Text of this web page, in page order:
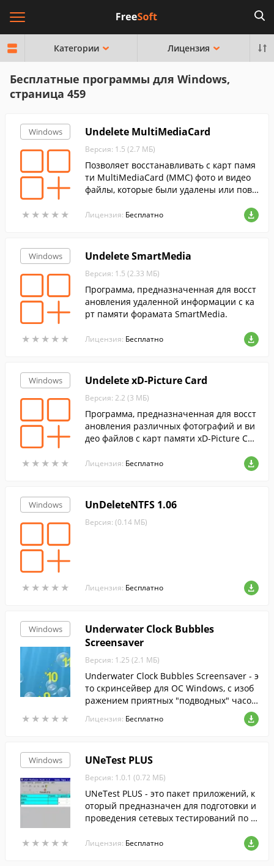
Категории Лицензия
Бесплатные программы для Windows,
страница 459
Windows
★ ★ ★ ★ ★
★ ★ ★ ★ ★
Undelete MultiMediaCard
Версия: 1.5 (2.7 МБ)
Позволяет восстанавливать с карт памя
ти MultiMediaCard (MMC) фото и видео
файлы, которые были удалены или повр
Лицензия: Бесплатно
Windows
★ ★ ★ ★ ★
★ ★ ★ ★ ★
Undelete SmartMedia
Версия: 1.5 (2.33 МБ)
Программа, предназначенная для восст
ановления удаленной информации с ка
рт памяти форамата SmartMedia.
Лицензия: Бесплатно
Windows
★ ★ ★ ★ ★
★ ★ ★ ★ ★
Undelete xD-Picture Card
Версия: 2.2 (3 МБ)
Программа, предназначенная для восст
ановления различных фотографий и ви
део файлов с карт памяти xD-Picture Car
Лицензия: Бесплатно
Windows
★ ★ ★ ★ ★
★ ★ ★ ★ ★
UnDeleteNTFS 1.06
Версия: (0.14 МБ)
Лицензия: Бесплатно
Windows
★ ★ ★ ★ ★
★ ★ ★ ★ ★
Underwater Clock Bubbles
Screensaver
Версия: 1.25 (2.1 МБ)
Underwater Clock Bubbles Screensaver - э
то скринсейвер для ОС Windows, с изоб
ражением приятных "подводных" часо
Лицензия: Бесплатно
Windows
★ ★ ★ ★ ★
★ ★ ★ ★ ★
UNeTest PLUS
Версия: 1.0.1 (0.72 МБ)
UNeTest PLUS - это пакет приложений, к
оторый предназначен для подготовки и
проведения сетевых тестирований по т
етях учебных заведений с возможность
ю НАБЛЮДАТЬ во время тестирования з
Лицензия: Бесплатно